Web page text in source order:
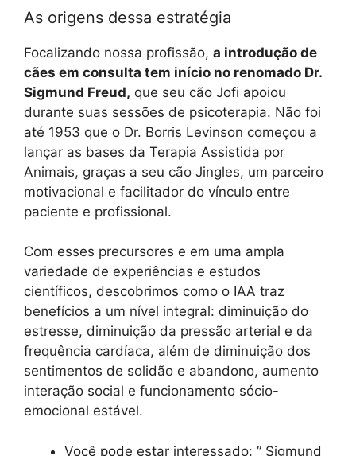
As origens dessa estratégia
Focalizando nossa profissão, a introdução de
cães em consulta tem início no renomado Dr.
Sigmund Freud, que seu cão Jofi apoiou
durante suas sessões de psicoterapia. Não foi
até 1953 que o Dr. Borris Levinson começou a
lançar as bases da Terapia Assistida por
Animais, graças a seu cão Jingles, um parceiro
motivacional e facilitador do vínculo entre
paciente e profissional.
Com esses precursores e em uma ampla
variedade de experiências e estudos
científicos, descobrimos como o IAA traz
benefícios a um nível integral: diminuição do
estresse, diminuição da pressão arterial e da
frequência cardíaca, além de diminuição dos
sentimentos de solidão e abandono, aumento
interação social e funcionamento sócio-
emocional estável.
Você pode estar interessado: ” Sigmund